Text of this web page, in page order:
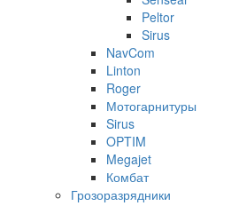
Peltor
Sirus
NavCom
Linton
Roger
Мотогарнитуры
Sirus
OPTIM
Megajet
Комбат
Грозоразрядники